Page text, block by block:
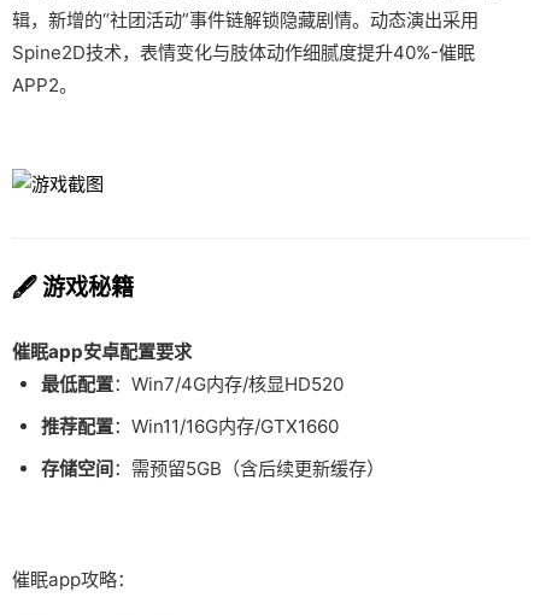
辑，新增的“社团活动”事件链解锁隐藏剧情。动态演出采用
Spine2D技术，表情变化与肢体动作细腻度提升40%-催眠
APP2。
🖋️ 游戏秘籍
催眠app安卓配置要求
​最低配置​​：Win7/4G内存/核显HD520
​推荐配置​​：Win11/16G内存/GTX1660
​存储空间​​：需预留5GB（含后续更新缓存）
催眠app攻略：